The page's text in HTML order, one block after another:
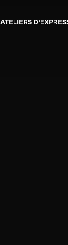
Aller au contenu
ATELIERS